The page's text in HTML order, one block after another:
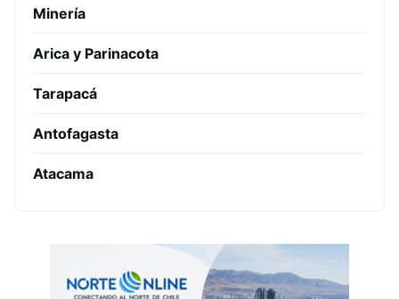
Minería
Arica y Parinacota
Tarapacá
Antofagasta
Atacama